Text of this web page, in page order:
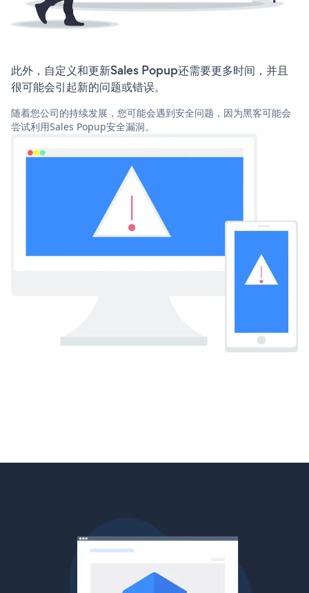
此外，自定义和更新Sales Popup还需要更多时间，并且
很可能会引起新的问题或错误。
随着您公司的持续发展，您可能会遇到安全问题，因为黑客可能会
尝试利用Sales Popup安全漏洞。